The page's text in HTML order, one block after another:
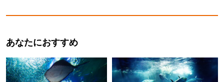
あなたにおすすめ